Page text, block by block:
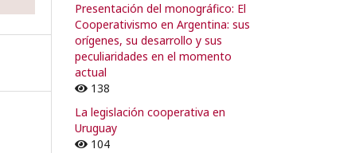
Presentación del monográfico: El
Cooperativismo en Argentina: sus
orígenes, su desarrollo y sus
peculiaridades en el momento
actual
138
La legislación cooperativa en
Uruguay
104